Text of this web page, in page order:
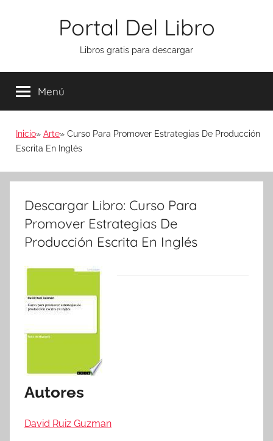
Portal Del Libro
Libros gratis para descargar
Menú
Inicio Arte
Curso Para Promover Estrategias De Producción
Escrita En Inglés
Descargar Libro: Curso Para
Promover Estrategias De
Producción Escrita En Inglés
Autores
David Ruiz Guzman